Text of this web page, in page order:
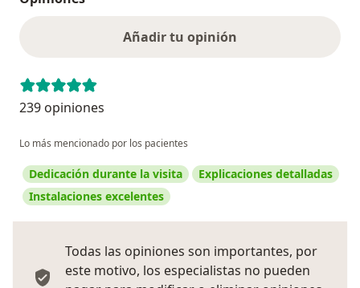
Añadir tu opinión
239 opiniones
Lo más mencionado por los pacientes
Dedicación durante la visita
Explicaciones detalladas
Instalaciones excelentes
Todas las opiniones son importantes, por
este motivo, los especialistas no pueden